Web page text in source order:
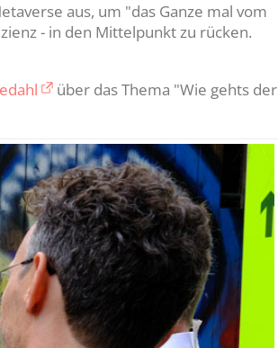
aus, um "das Ganze mal vom
- in den Mittelpunkt zu rücken.
über das Thema "Wie gehts der